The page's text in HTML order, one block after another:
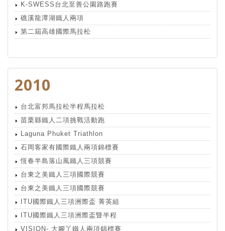
K-SWESS台北至善公園路跑賽
礁溪龍潭湖鐵人兩項
第二屆高雄國際馬拉松
2010
台北富邦馬拉松半程馬拉松
苗栗縣鐵人二項挑戰活動跑
Laguna Phuket Triathlon
石岡客家有國際鐵人兩項錦標賽
恆春半島落山風鐵人三項競賽
台東之美鐵人三項國際競賽
台東之美鐵人三項國際競賽
ITU國際鐵人三項洲際盃 菁英組
ITU國際鐵人三項洲際盃暨半程
VISION- 大腳丫鐵人兩項錦標賽